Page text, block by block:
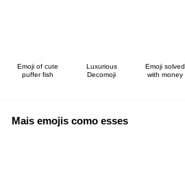
Emoji of cute
puffer fish
Luxurious
Decomoji
Emoji solved
with money
Mais emojis como esses